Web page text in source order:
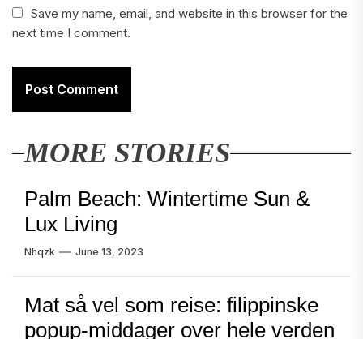
Save my name, email, and website in this browser for the
next time I comment.
MORE STORIES
Palm Beach: Wintertime Sun &
Lux Living
Nhqzk June 13, 2023
Mat så vel som reise: filippinske
popup-middager over hele verden